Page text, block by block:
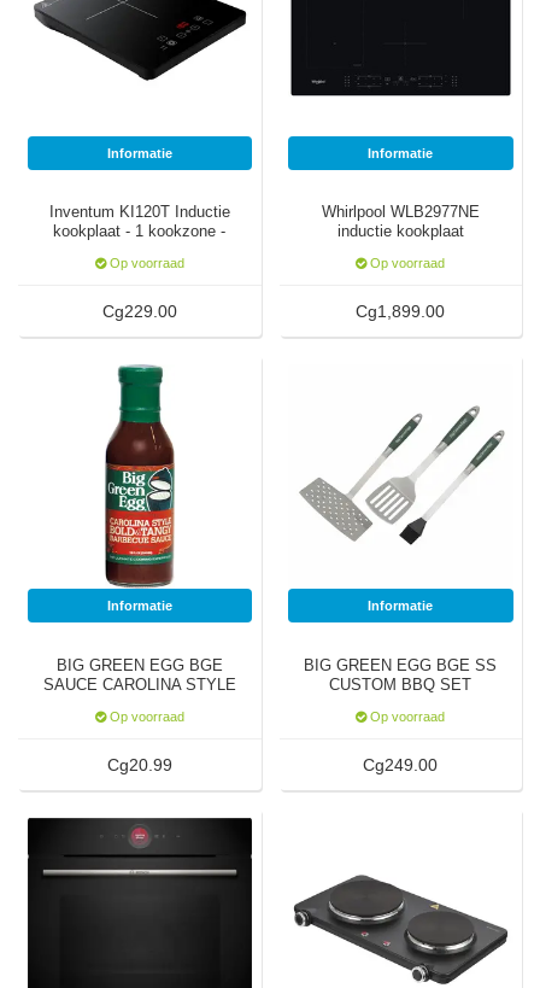
Informatie
Inventum KI120T Inductie
kookplaat - 1 kookzone -
Op voorraad
Cg229.00
Informatie
Whirlpool WLB2977NE
inductie kookplaat
Op voorraad
Cg1,899.00
Informatie
BIG GREEN EGG BGE
SAUCE CAROLINA STYLE
Op voorraad
Cg20.99
Informatie
BIG GREEN EGG BGE SS
CUSTOM BBQ SET
Op voorraad
Cg249.00